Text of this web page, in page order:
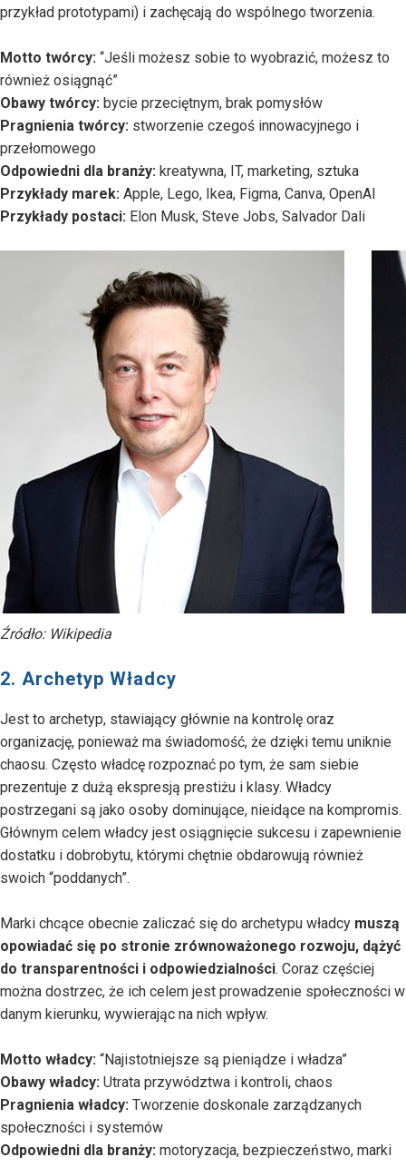
przykład prototypami) i zachęcają do wspólnego tworzenia.
Motto twórcy: “Jeśli możesz sobie to wyobrazić, możesz to
również osiągnąć”
Obawy twórcy: bycie przeciętnym, brak pomysłów
Pragnienia twórcy: stworzenie czegoś innowacyjnego i
przełomowego
Odpowiedni dla branży: kreatywna, IT, marketing, sztuka
Przykłady marek: Apple, Lego, Ikea, Figma, Canva, OpenAI
Przykłady postaci: Elon Musk, Steve Jobs, Salvador Dali
Źródło: Wikipedia
2. Archetyp Władcy
Jest to archetyp, stawiający głównie na kontrolę oraz
organizację, ponieważ ma świadomość, że dzięki temu uniknie
chaosu. Często władcę rozpoznać po tym, że sam siebie
prezentuje z dużą ekspresją prestiżu i klasy. Władcy
postrzegani są jako osoby dominujące, nieidące na kompromis.
Głównym celem władcy jest osiągnięcie sukcesu i zapewnienie
dostatku i dobrobytu, którymi chętnie obdarowują również
swoich “poddanych”.
Marki chcące obecnie zaliczać się do archetypu władcy muszą
opowiadać się po stronie zrównoważonego rozwoju, dążyć
do transparentności i odpowiedzialności. Coraz częściej
można dostrzec, że ich celem jest prowadzenie społeczności w
danym kierunku, wywierając na nich wpływ.
Motto władcy: “Najistotniejsze są pieniądze i władza”
Obawy władcy: Utrata przywództwa i kontroli, chaos
Pragnienia władcy: Tworzenie doskonale zarządzanych
społeczności i systemów
Odpowiedni dla branży: motoryzacja, bezpieczeństwo, marki